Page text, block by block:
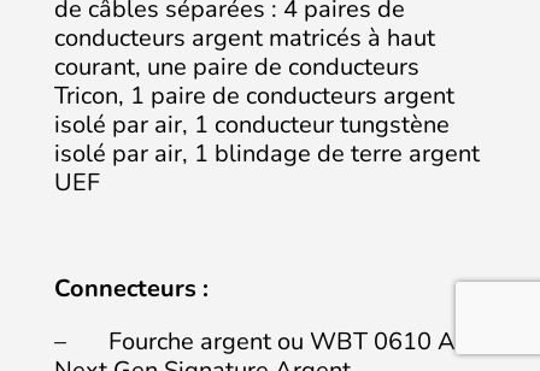
de câbles séparées : 4 paires de
conducteurs argent matricés à haut
courant, une paire de conducteurs
Tricon, 1 paire de conducteurs argent
isolé par air, 1 conducteur tungstène
isolé par air, 1 blindage de terre argent
UEF
Connecteurs :
– Fourche argent ou WBT 0610 AG